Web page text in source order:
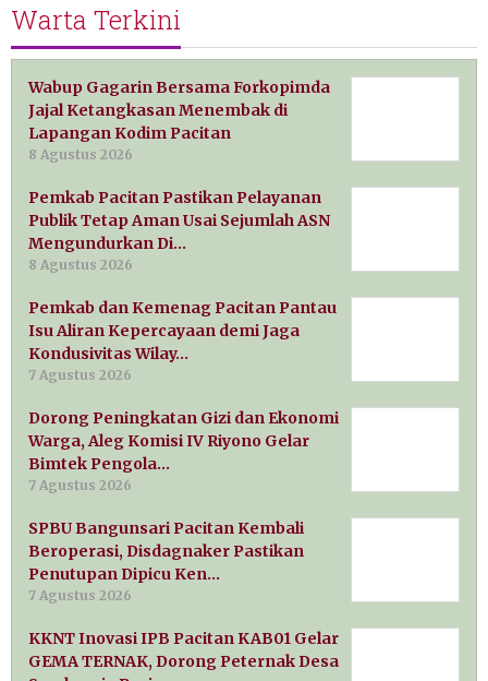
Warta Terkini
Wabup Gagarin Bersama Forkopimda
Jajal Ketangkasan Menembak di
Lapangan Kodim Pacitan
8 Agustus 2026
Pemkab Pacitan Pastikan Pelayanan
Publik Tetap Aman Usai Sejumlah ASN
Mengundurkan Di…
8 Agustus 2026
Pemkab dan Kemenag Pacitan Pantau
Isu Aliran Kepercayaan demi Jaga
Kondusivitas Wilay…
7 Agustus 2026
Dorong Peningkatan Gizi dan Ekonomi
Warga, Aleg Komisi IV Riyono Gelar
Bimtek Pengola…
7 Agustus 2026
SPBU Bangunsari Pacitan Kembali
Beroperasi, Disdagnaker Pastikan
Penutupan Dipicu Ken…
7 Agustus 2026
KKNT Inovasi IPB Pacitan KAB01 Gelar
GEMA TERNAK, Dorong Peternak Desa